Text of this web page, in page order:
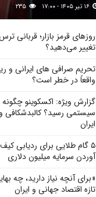
روزهای قرمز بازار؛ قربانی
تغییر می‌دهید؟
تحریم صرافی های ایرانی و
واقعاً در خطر است؟
گزارش ویژه: اکسکوینو چگونه
سیستمی رسید؟
ایران
۵ گام طلایی برای ردیابی
آوردن سرمایه میلیون دلاری
«برای آنچه نیاز دارید، چه
تازه اقتصاد جهانی و ایران